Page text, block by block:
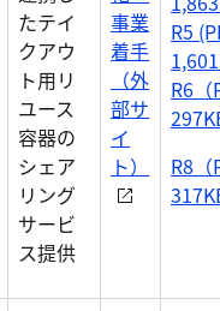
たテイ
クアウ
ト用リ
ユース
容器の
シェア
リング
サービ
ス提供
事業
着手
（外
部サ
イ
ト）
R5
R6（
R8（